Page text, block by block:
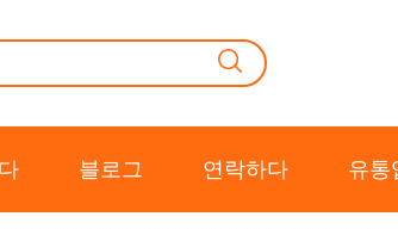
블로그 연락하다 유통